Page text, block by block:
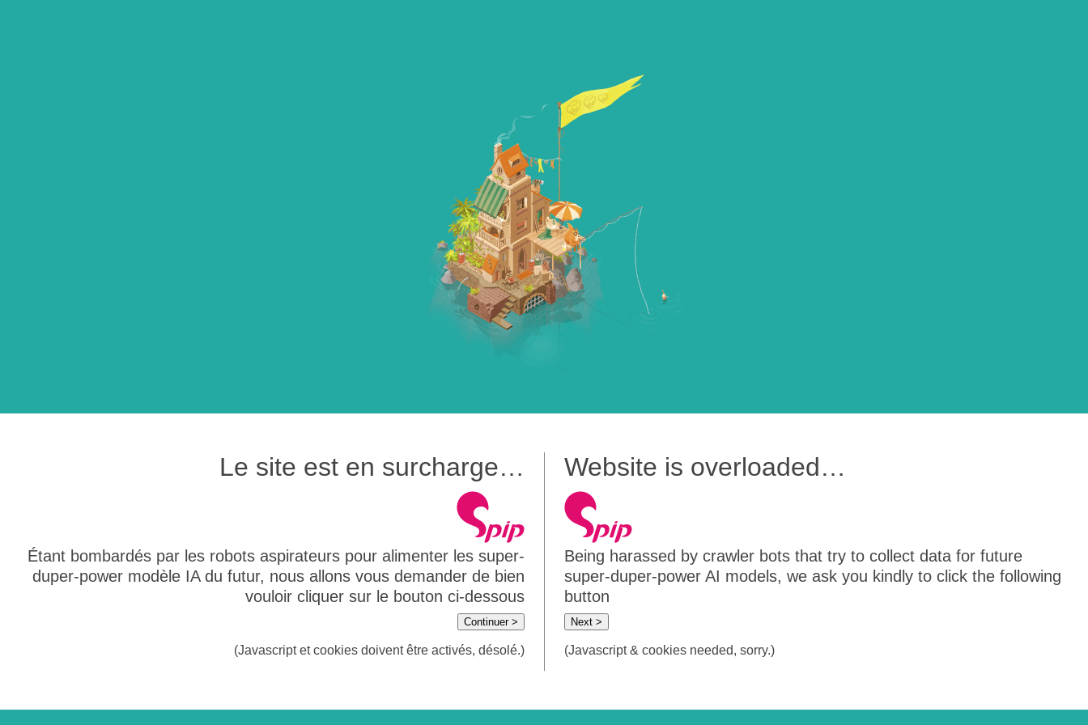
Le site est en surcharge…
Étant bombardés par les robots aspirateurs pour alimenter les super-
duper-power modèle IA du futur, nous allons vous demander de bien
vouloir cliquer sur le bouton ci-dessous
Continuer >
(Javascript et cookies doivent être activés, désolé.)
Website is overloaded…
Being harassed by crawler bots that try to collect data for future
super-duper-power AI models, we ask you kindly to click the following
button
Next >
(Javascript & cookies needed, sorry.)